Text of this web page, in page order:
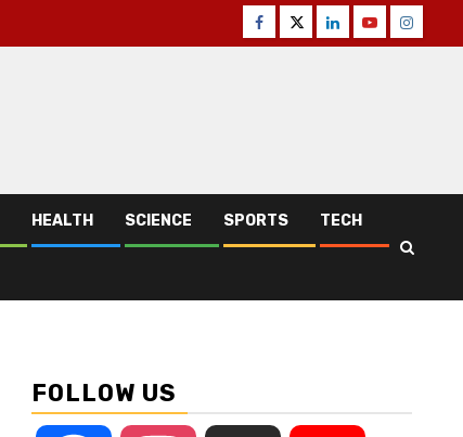
Facebook
TwitterLinkedinYoutube
HEALTH SCIENCE SPORTS TECH
FOLLOW US